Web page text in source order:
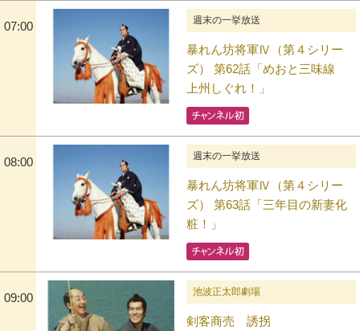
07:00 週末の一挙放送
暴れん坊将軍Ⅳ（第４シリー
ズ） 第62話「めおと三味線
上州しぐれ！」
08:00 週末の一挙放送
暴れん坊将軍Ⅳ（第４シリー
ズ） 第63話「三年目の新妻化
粧！」
09:00 池波正太郎劇場
剣客商売 誘拐